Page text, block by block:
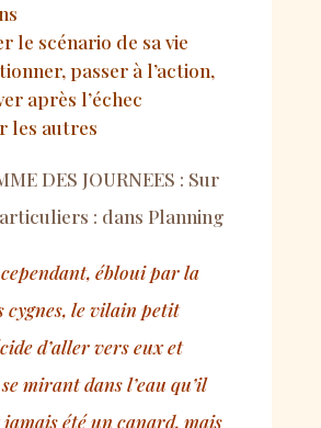
le scénario de sa vie
passer à l’action,
après l’échec
les autres
DES JOURNEES : Sur
: dans Planning
ébloui par la
cygnes, le vilain petit
d’aller vers eux et
mirant dans l’eau qu’il
jamais été un canard, mais